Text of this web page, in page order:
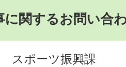
に関するお問い合
スポーツ振興課